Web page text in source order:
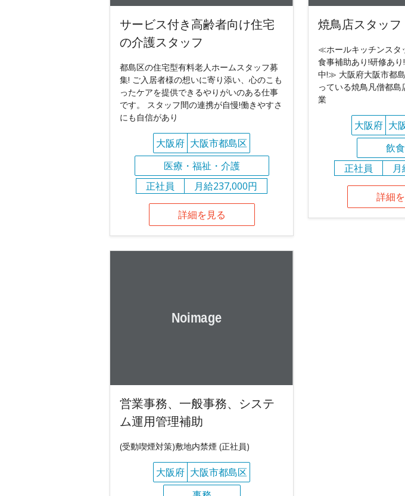
サービス付き高齢者向け住宅
の介護スタッフ
都島区の住宅型有料老人ホームスタッフ募
集! ご入居者様の想いに寄り添い、心のこも
ったケアを提供できるやりがいのある仕事
です。 スタッフ間の連携が自慢!働きやすさ
にも自信があり
大阪府 大阪市都島区
医療・福祉・介護
正社員
月給237,000円
詳細を見る
焼鳥店スタッフ
≪ホールキッチンスタ
食事補助あり!研修あ
中!≫ 大阪府大阪市都
っている焼鳥凡僧都島
業
大阪府 大
飲
正社員
詳細
営業事務、一般事務、システ
ム運用管理補助
(受動喫煙対策)敷地内禁煙 (正社員)
大阪府 大阪市都島区